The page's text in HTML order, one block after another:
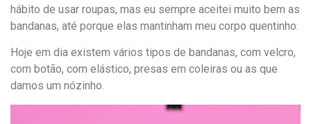
hábito de usar roupas, mas eu sempre aceitei muito bem as
bandanas, até porque elas mantinham meu corpo quentinho.
Hoje em dia existem vários tipos de bandanas, com velcro,
com botão, com elástico, presas em coleiras ou as que
damos um nózinho.